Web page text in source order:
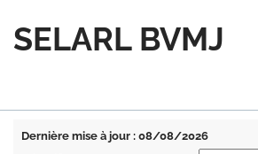
SELARL BVMJ
Dernière mise à jour : 08/08/2026